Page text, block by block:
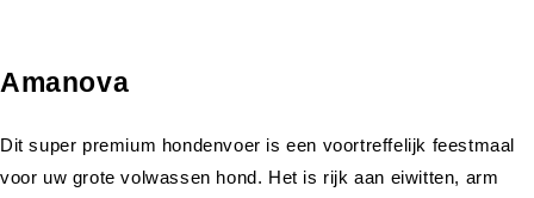
Amanova
Dit super premium hondenvoer is een voortreffelijk feestmaal
voor uw grote volwassen hond. Het is rijk aan eiwitten, arm